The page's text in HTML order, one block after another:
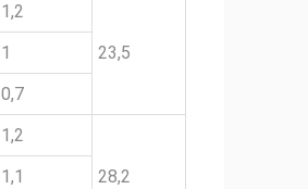
1,2
23,5
1
0,7
1,2
28,2
1,1